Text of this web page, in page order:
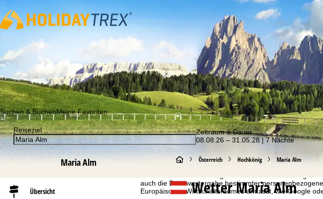
Cookie-Hinweis
Für ein optimales Webangebot erheben wir mit Hilfe
auch mit unseren Partnern teilen. Auf Basis Ihrer
auch die Datenweitergabe bestimmter
Europäischen Wirtschaftsraumes umfasst, wie Google
Abonnieren Sie unseren Newsletter und erfahren Sie als Erster von unseren Angeboten!
Suchen & BuchenMeine Favoriten
Reiseziel
Zeitraum & Dauer
08.08.26 – 31.05.28 | 7 Nächte
Maria Alm
Übersicht
S
t
Österreich Hochkönig Maria Alm
Wetter Maria Alm